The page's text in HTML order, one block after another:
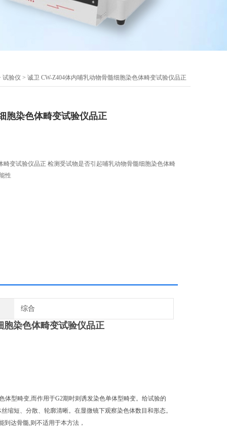
试验仪 > 诚卫 CW-Z404体内哺乳动物骨髓细胞染色体畸变试验仪品正
胞染色体畸变试验仪品正
畸变试验仪品正 检测受试物是否引起哺乳动物骨髓细胞染色体畸
性
综合
胞染色体畸变试验仪品正
型畸变,而作用于G2期时则诱发染色单体型畸变。给试验的
缩短、分散、轮廓清晰。在显微镜下观察染色体数目和形态。
达骨髓,则不适用于本方法，